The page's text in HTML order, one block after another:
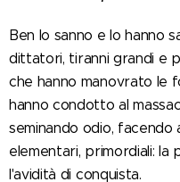
Ben lo sanno e lo hanno
dittatori, tiranni grandi e
che hanno manovrato le
hanno condotto al
seminando odio, facendo
elementari, primordiali: la
l'avidità di conquista.